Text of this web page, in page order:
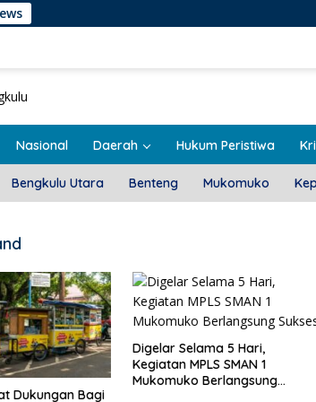
Maxim
Nasional Daerah Hukum Peristiwa
Bengkulu Utara Benteng Mukomuko
5 Hari,
SMAN 1
Pemdes Talang Kuning Gelar
Rembug Stunting